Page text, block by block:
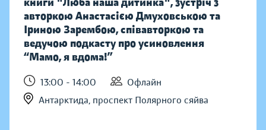
авторкою Анастасією Дмуховською та
Іриною Зарембою, співавторкою та
ведучою подкасту про усиновлення
“Мамо, я вдома!”
13:00 - 14:00
Офлайн
Антарктида, проспект Полярного сяйва